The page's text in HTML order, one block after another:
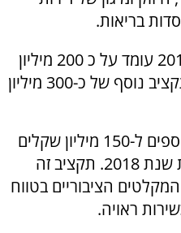
בריאות.
במסגרת זו, התקציב בשנת 2018 עומד על כ 200 מיליון
שקלים ובשנת 2019 יוקצה תקציב נוסף של כ-300 מיליון
יש לציין, כי סכומים אלה מתווספים ל-150 מיליון שקלים
שהוקצו למיגון הצפון בתחילת שנת 2018. תקציב זה
הציבוריים בטווח